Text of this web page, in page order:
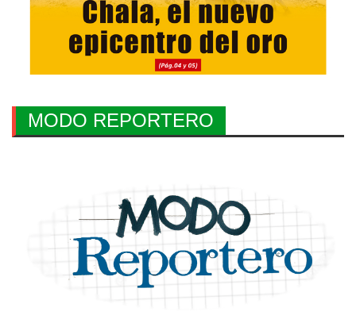
MODO REPORTERO